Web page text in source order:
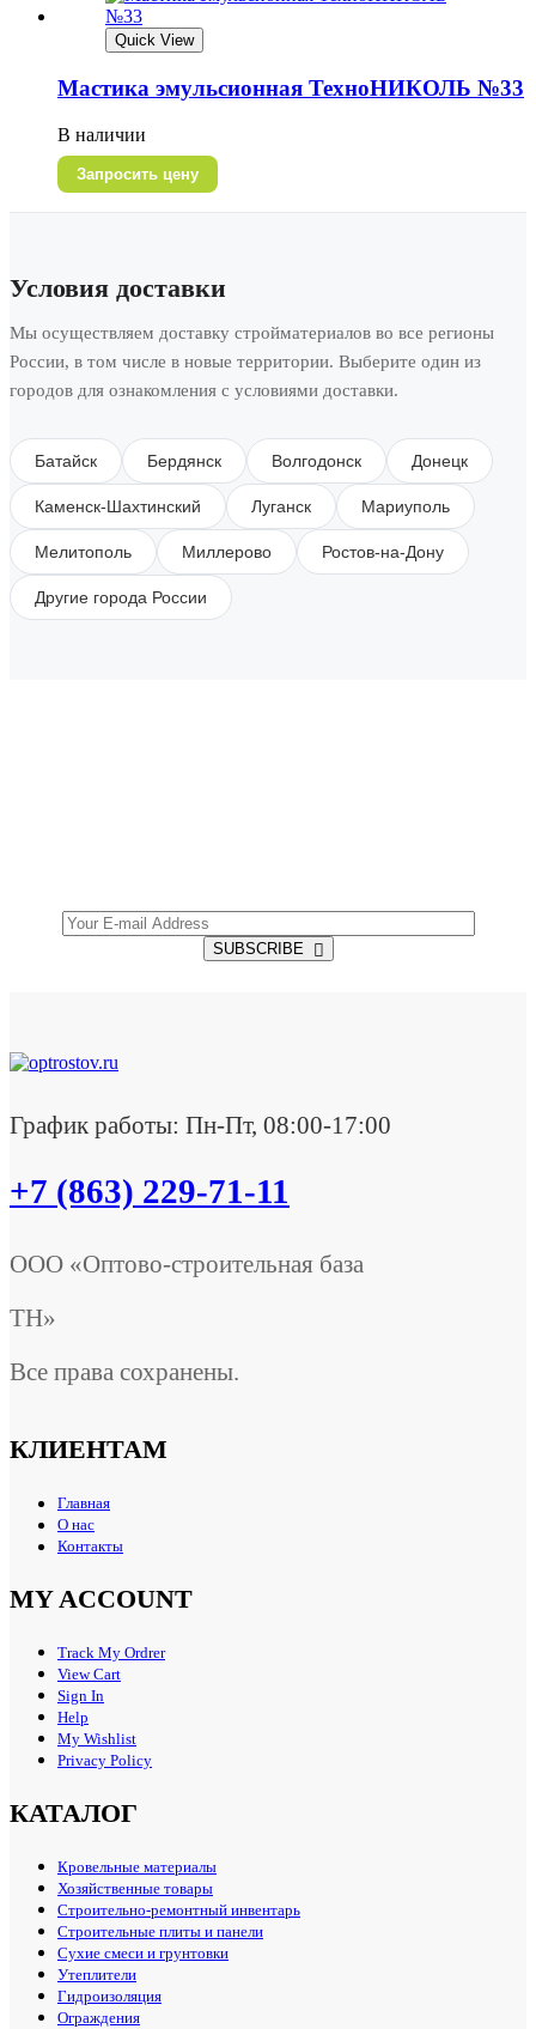
Quick View
Мастика эмульсионная ТехноНИКОЛЬ №33
В наличии
Запросить цену
Условия доставки
Мы осуществляем доставку стройматериалов во все регионы
России, в том числе в новые территории. Выберите один из
городов для ознакомления с условиями доставки.
Батайск Бердянск Волгодонск Донецк
Каменск-Шахтинский Луганск Мариуполь
Мелитополь Миллерово Ростов-на-Дону
Другие города России
SUBSCRIBE
График работы: Пн-Пт, 08:00-17:00
+7 (863) 229-71-11
ООО «Оптово-строительная база
ТН»
Все права сохранены.
КЛИЕНТАМ
Главная
О нас
Контакты
MY ACCOUNT
Track My Ordrer
View Cart
Sign In
Help
My Wishlist
Privacy Policy
КАТАЛОГ
Кровельные материалы
Хозяйственные товары
Строительно-ремонтный инвентарь
Строительные плиты и панели
Сухие смеси и грунтовки
Утеплители
Гидроизоляция
Ограждения